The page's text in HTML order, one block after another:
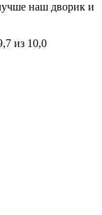
наш дворик и
из 10,0